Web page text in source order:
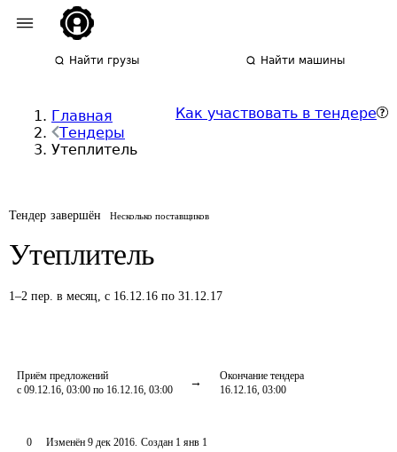
Найти грузы Найти машины
Главная
Тендеры
Утеплитель
Как участвовать в тендере
Тендер завершён Несколько поставщиков
Утеплитель
1–2 пер. в месяц, с 16.12.16 по 31.12.17
Приём предложений
с 09.12.16, 03:00 по 16.12.16, 03:00
Окончание тендера
16.12.16, 03:00
0 Изменён 9 дек 2016. Создан 1 янв 1